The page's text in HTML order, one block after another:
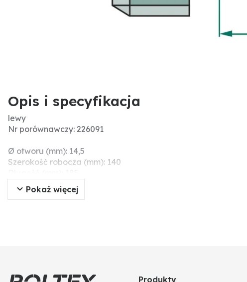
Opis i specyfikacja
lewy
Nr porównawczy: 226091
Ø otworu (mm): 14,5
Szerokość robocza (mm): 140
Rozstaw otworów (mm): 57
Wymiary montażowe (mm): 80
Pokaż więcej
Produkty